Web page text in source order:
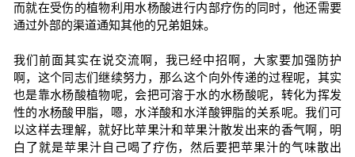
而就在受伤的植物利用水杨酸进行内部疗伤的同时，他还需要
通过外部的渠道通知其他的兄弟姐妹。
我们前面其实在说交流啊，我已经中招啊，大家要加强防护
啊，这个同志们继续努力，那么这个向外传递的过程呢，其实
也是靠水杨酸植物呢，会把可溶于水的水杨酸呢，转化为挥发
性的水杨酸甲脂，嗯，水洋酸和水洋酸钾脂的关系呢。我们可
以这样去理解，就好比苹果汁和苹果汁散发出来的香气啊，明
白了就是苹果汁自己喝了疗伤，然后要把苹果汁的气味散出